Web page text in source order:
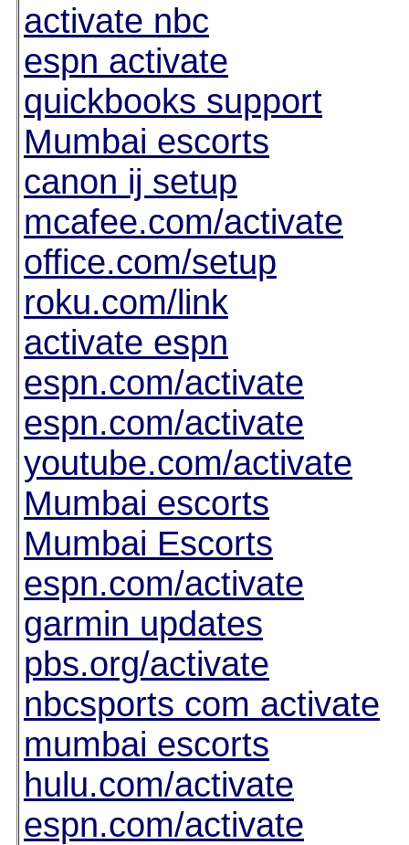
activate nbc
espn activate
quickbooks support
Mumbai escorts
canon ij setup
mcafee.com/activate
office.com/setup
roku.com/link
activate espn
espn.com/activate
espn.com/activate
youtube.com/activate
Mumbai escorts
Mumbai Escorts
espn.com/activate
garmin updates
pbs.org/activate
nbcsports com activate
mumbai escorts
hulu.com/activate
espn.com/activate